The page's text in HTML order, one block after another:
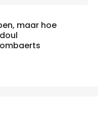
maar hoe